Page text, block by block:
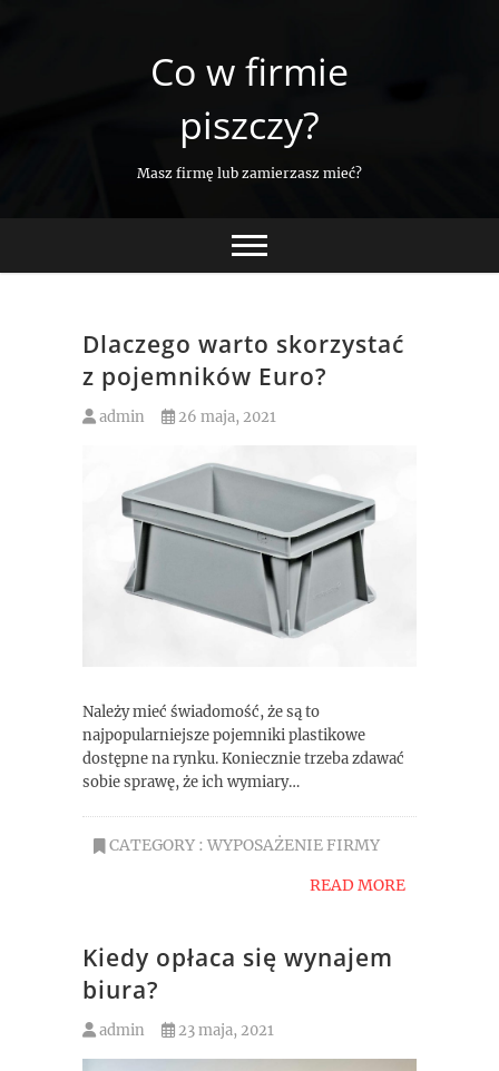
Co w firmie
piszczy?
Masz firmę lub zamierzasz mieć?
Dlaczego warto skorzystać
z pojemników Euro?
admin 26 maja, 2021
Należy mieć świadomość, że są to
najpopularniejsze pojemniki plastikowe
dostępne na rynku. Koniecznie trzeba zdawać
sobie sprawę, że ich wymiary…
CATEGORY : WYPOSAŻENIE FIRMY
READ MORE
Kiedy opłaca się wynajem
biura?
admin 23 maja, 2021